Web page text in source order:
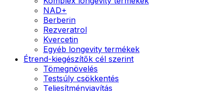
NAD+
Berberin
Rezveratrol
Kvercetin
Egyéb longevity termékek
Étrend-kiegészítők cél szerint
Tömegnövelés
Testsúly csökkentés
Teljesítményjavítás